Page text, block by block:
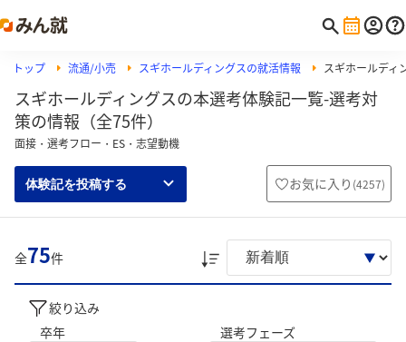
トップ 流通/小売 スギホールディングスの就活情報 スギホールディ
スギホールディングスの本選考体験記一覧-選考対
策の情報（全75件）
面接・選考フロー・ES・志望動機
体験記を投稿する お気に入り (4257)
全75件
絞り込み
卒年
選考フェーズ